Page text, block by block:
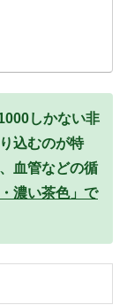
しかない非
込むのが特
血管などの循
濃い茶色」で